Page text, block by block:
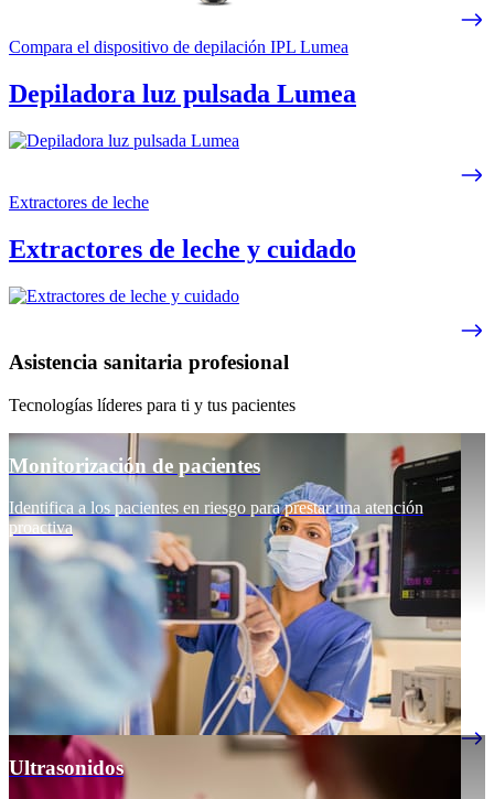
Compara el dispositivo de depilación IPL Lumea
Depiladora luz pulsada Lumea
Extractores de leche
Extractores de leche y cuidado
Asistencia sanitaria profesional
Tecnologías líderes para ti y tus pacientes
Monitorización de pacientes
Identifica a los pacientes en riesgo para prestar una atención
proactiva
Ultrasonidos